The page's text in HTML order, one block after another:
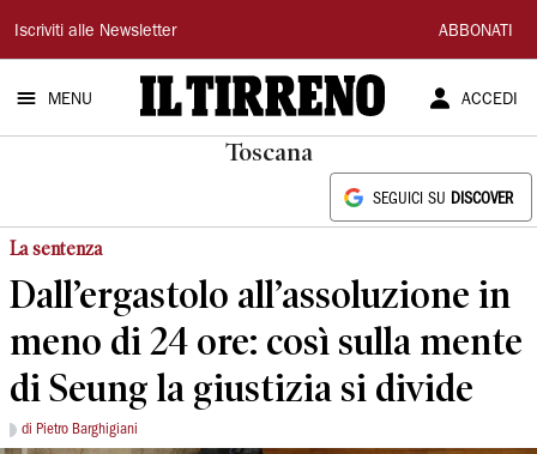
Il
Tirreno
Iscriviti alle Newsletter ABBONATI
MENU ACCEDI
Toscana
SEGUICI SU DISCOVER
La sentenza
Dall’ergastolo all’assoluzione in
meno di 24 ore: così sulla mente
di Seung la giustizia si divide
di Pietro Barghigiani